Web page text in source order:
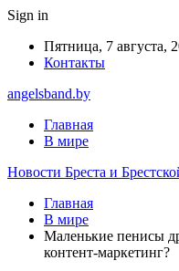
Sign in
Пятница, 7 августа,
Контакты
angelsband.by
Главная
В мире
Новости Бреста и
Главная
В мире
Маленькие пенисы
контент-маркетинг?